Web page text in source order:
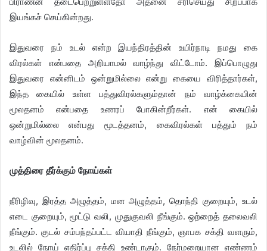
இயங்கச் செய்கின்றது.
இதுவரை நம் உடல் என்ற இயந்திரத்தின் உயிர்நாடி நமது கை
விரல்கள் என்பதை அறியாமல் வாழ்ந்து விட்டோம். இப்பொழுது
இதுவரை என்னிடம் ஒன்றுமில்லை என்று கையை விரித்தார்கள்,
இந்த கையில் உள்ள பத்துவிரல்களும்தான் நம் வாழ்க்கையின்
மூலதனம் என்பதை உணரப் போகின்றீர்கள். என் கையில்
ஒன்றுமில்லை என்பது மூடத்தனம், கைவிரல்கள் பத்தும் நம்
வாழ்வின் மூலதனம்.
முத்திரை தீர்க்கும் நோய்கள்
நீரிழிவு, இரத்த அழுத்தம், மன அழுத்தம், தொந்தி குறையும், உடல்
எடை குறையும், மூட்டு வலி, முதுகுவலி நீங்கும். ஒற்றைத் தலைவலி
நீங்கும். குடல் சம்பந்தப்பட்ட வியாதி நீங்கும், ஞாபக சக்தி வளரும்,
உடலில் நோய் எதிர்ப்பு சக்தி உண்டாகும். நேர்மறையான எண்ணம்